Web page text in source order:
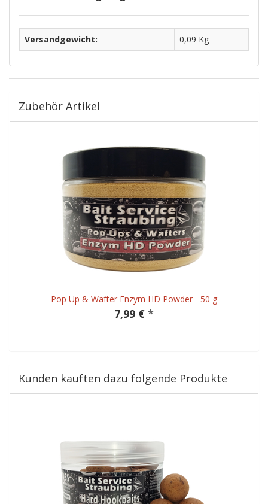
Versandgewicht: 0,09 Kg
Zubehör Artikel
Pop Up & Wafter Enzym HD Powder - 50 g
7,99 € *
Kunden kauften dazu folgende Produkte